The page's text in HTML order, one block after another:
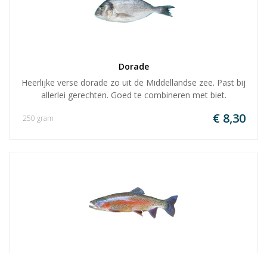
Dorade
Heerlijke verse dorade zo uit de Middellandse zee. Past bij
allerlei gerechten. Goed te combineren met biet.
€ 8,30
250 gram